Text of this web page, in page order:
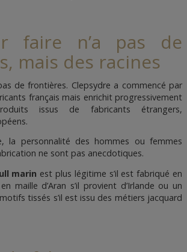
faire n’a pas de
mais des racines
de frontières. Clepsydre a commencé par
français mais enrichit progressivement
issus de fabricants étrangers,
la personnalité des hommes ou femmes
ne sont pas anecdotiques.
marin est plus légitime s’il est fabriqué en
maille d’Aran s’il provient d’Irlande ou un
tissés s’il est issu des métiers jacquard